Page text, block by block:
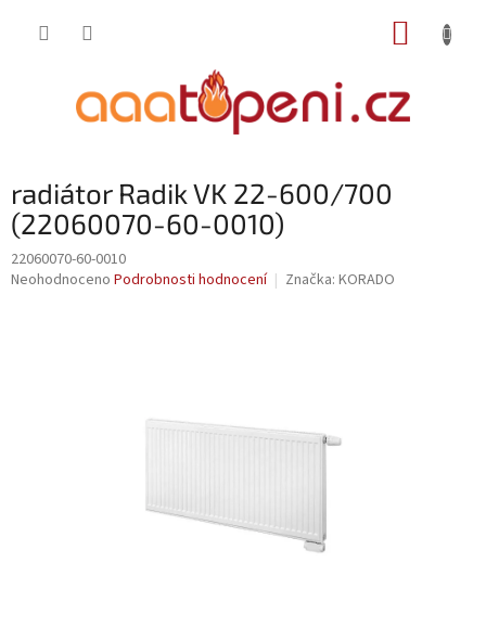
radiátor Radik VK 22-600/700
(22060070-60-0010)
22060070-60-0010
Průměrné
Neohodnoceno Podrobnosti hodnocení Značka: KORADO